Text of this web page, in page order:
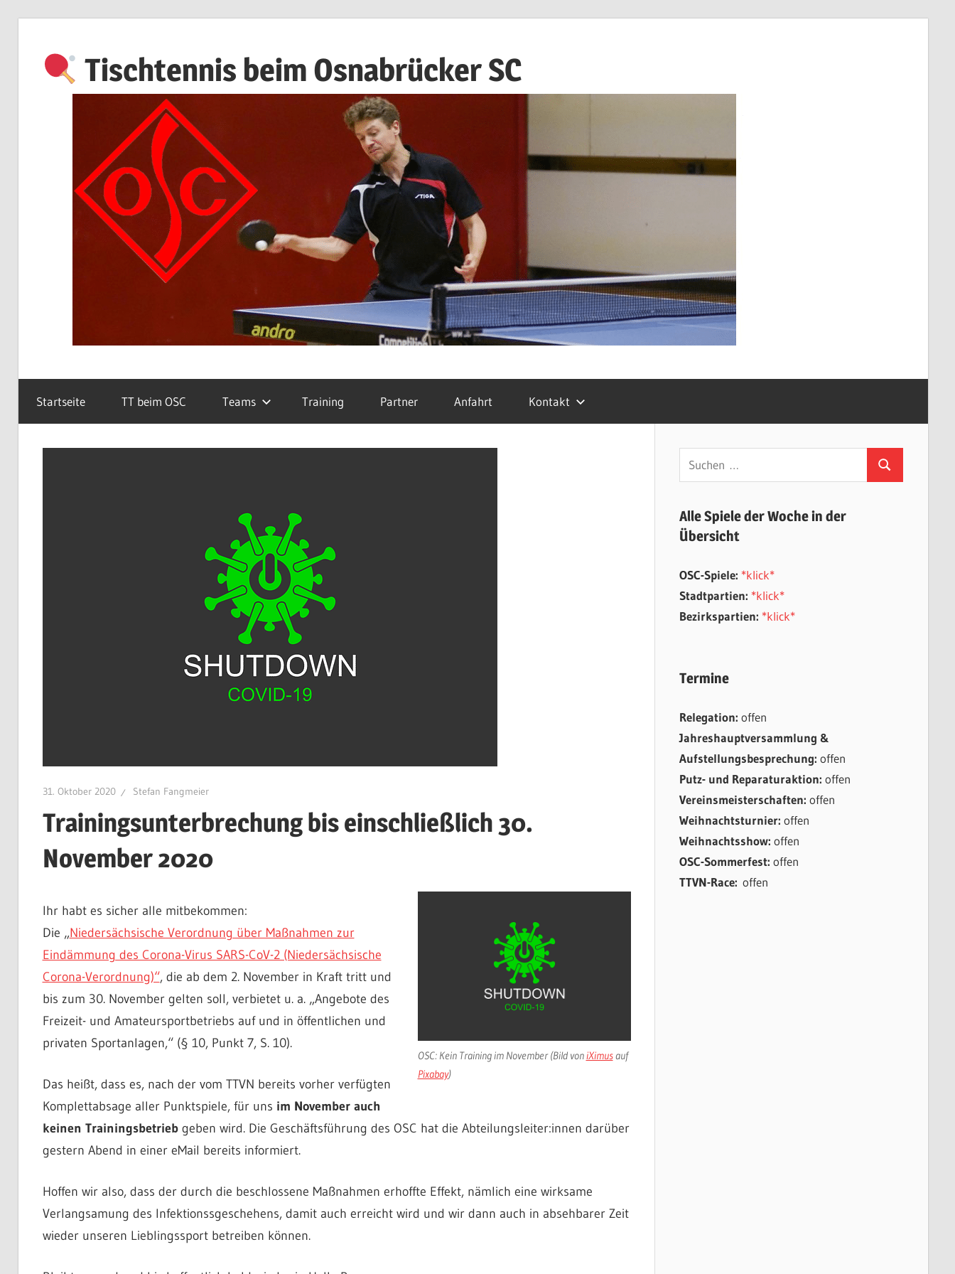
springen
Tischtennis beim Osnabrücker SC
Startseite TT beim OSC Teams Training Partner Anfahrt Kontakt
31. Oktober 2020 Stefan Fangmeier
Trainingsunterbrechung bis einschließlich 30.
November 2020
OSC: Kein Training im November (Bild voniXimusauf
Pixabay)
Ihr habt es sicher alle mitbekommen:
Die „Niedersächsische Verordnung über Maßnahmen zur
Eindämmung des Corona-Virus SARS-CoV-2 (Niedersächsische
Corona-Verordnung)“, die ab dem 2. November in Kraft tritt und
bis zum 30. November gelten soll, verbietet u. a. „Angebote des
Freizeit- und Amateursportbetriebs auf und in öffentlichen und
privaten Sportanlagen,“ (§ 10, Punkt 7, S. 10).
Das heißt, dass es, nach der vom TTVN bereits vorher verfügten
Komplettabsage aller Punktspiele, für uns im November auch
keinen Trainingsbetriebgeben wird. Die Geschäftsführung des OSC hat die Abteilungsleiter:innen darüber
gestern Abend in einer eMail bereits informiert.
Hoffen wir also, dass der durch die beschlossene Maßnahmen erhoffte Effekt, nämlich eine wirksame
Verlangsamung des Infektionssgeschehens, damit auch erreicht wird und wir dann auch in absehbarer Zeit
wieder unseren Lieblingssport betreiben können.
Suchen
nach:
Suchen
Alle Spiele der Woche in der
Übersicht
OSC-Spiele: *klick*
Stadtpartien: *klick*
Bezirkspartien: *klick*
Termine
Relegation: offen
Jahreshauptversammlung &
Aufstellungsbesprechung: offen
Putz- und Reparaturaktion: offen
Vereinsmeisterschaften: offen
Weihnachtsturnier: offen
Weihnachtsshow: offen
OSC-Sommerfest: offen
TTVN-Race: offen